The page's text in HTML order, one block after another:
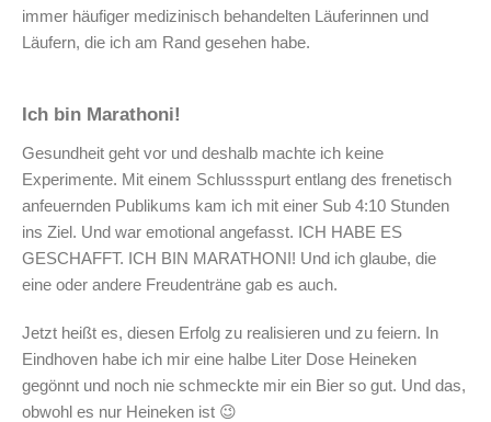
immer häufiger medizinisch behandelten Läuferinnen und
Läufern, die ich am Rand gesehen habe.
Ich bin Marathoni!
Gesundheit geht vor und deshalb machte ich keine
Experimente. Mit einem Schlussspurt entlang des frenetisch
anfeuernden Publikums kam ich mit einer Sub 4:10 Stunden
ins Ziel. Und war emotional angefasst. ICH HABE ES
GESCHAFFT. ICH BIN MARATHONI! Und ich glaube, die
eine oder andere Freudenträne gab es auch.
Jetzt heißt es, diesen Erfolg zu realisieren und zu feiern. In
Eindhoven habe ich mir eine halbe Liter Dose Heineken
gegönnt und noch nie schmeckte mir ein Bier so gut. Und das,
obwohl es nur Heineken ist 😉